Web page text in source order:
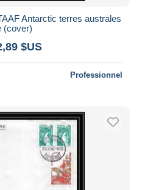
Antarctic terres australes
(cover)
$US
Professionnel